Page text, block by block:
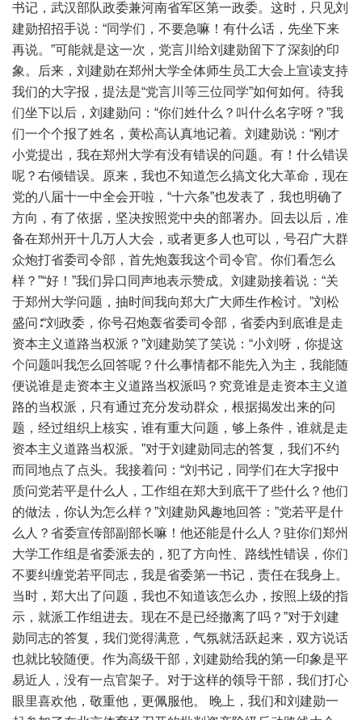
书记，武汉部队政委兼河南省军区第一政委。这时，只见刘
建勋招招手说：“同学们，不要急嘛！有什么话，先坐下来
再说。”可能就是这一次，党言川给刘建勋留下了深刻的印
象。后来，刘建勋在郑州大学全体师生员工大会上宣读支持
我们的大字报，提法是“党言川等三位同学”如何如何。待我
们坐下以后，刘建勋问：“你们姓什么？叫什么名字呀？”我
们一个个报了姓名，黄松高认真地记着。刘建勋说：“刚才
小党提出，我在郑州大学有没有错误的问题。有！什么错误
呢？右倾错误。原来，我也不知道怎么搞文化大革命，现在
党的八届十一中全会开啦，“十六条”也发表了，我也明确了
方向，有了依据，坚决按照党中央的部署办。回去以后，准
备在郑州开十几万人大会，或者更多人也可以，号召广大群
众炮打省委司令部，首先炮轰我这个司令官。你们看怎么
样？”“好！”我们异口同声地表示赞成。刘建勋接着说：“关
于郑州大学问题，抽时间我向郑大广大师生作检讨。”刘松
盛问∶“刘政委，你号召炮轰省委司令部，省委内到底谁是走
资本主义道路当权派？”刘建勋笑了笑说：“小刘呀，你提这
个问题叫我怎么回答呢？什么事情都不能先入为主，我能随
便说谁是走资本主义道路当权派吗？究竟谁是走资本主义道
路的当权派，只有通过充分发动群众，根据揭发出来的问
题，经过组织上核实，谁有重大问题，够上条件，谁就是走
资本主义道路当权派。”对于刘建勋同志的答复，我们不约
而同地点了点头。我接着问：“刘书记，同学们在大字报中
质问党若平是什么人，工作组在郑大到底干了些什么？他们
的做法，你认为怎么样？”刘建勋风趣地回答：”党若平是什
么人？省委宣传部副部长嘛！他还能是什么人？驻你们郑州
大学工作组是省委派去的，犯了方向性、路线性错误，你们
不要纠缠党若平同志，我是省委第一书记，责任在我身上。
当时，郑大出了问题，我也不知道该怎么办，按照上级的指
示，就派工作组进去。现在不是已经撤离了吗？”对于刘建
勋同志的答复，我们觉得满意，气氛就活跃起来，双方说话
也就比较随便。作为高级干部，刘建勋给我的第一印象是平
易近人，没有一点官架子。对于这样的领导干部，我们打心
眼里喜欢他，敬重他，更佩服他。 晚上，我们和刘建勋一